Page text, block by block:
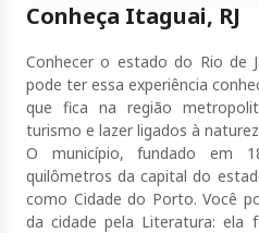
Conheça Itaguai, RJ
Conhecer o estado do Rio de
pode ter essa experiência
que fica na região
turismo e lazer ligados à
O município, fundado em
quilômetros da capital do
como Cidade do Porto. Você
da cidade pela Literatura: ela